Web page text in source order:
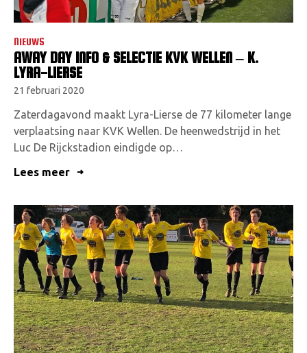
NIEUWS
AWAY DAY INFO & SELECTIE KVK WELLEN – K.
LYRA-LIERSE
21 februari 2020
Zaterdagavond maakt Lyra-Lierse de 77 kilometer lange
verplaatsing naar KVK Wellen. De heenwedstrijd in het
Luc De Rijckstadion eindigde op…
Lees meer